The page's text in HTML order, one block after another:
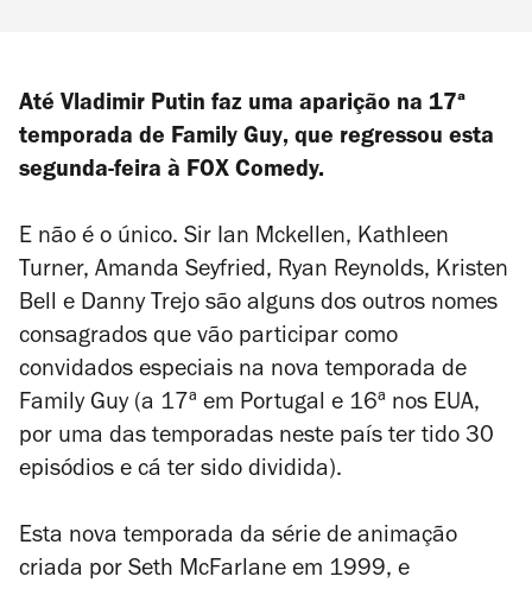
Até Vladimir Putin faz uma aparição na 17ª
temporada de Family Guy, que regressou esta
segunda-feira à FOX Comedy.
E não é o único. Sir Ian Mckellen, Kathleen
Turner, Amanda Seyfried, Ryan Reynolds, Kristen
Bell e Danny Trejo são alguns dos outros nomes
consagrados que vão participar como
convidados especiais na nova temporada de
Family Guy(a 17ª em Portugal e 16ª nos EUA,
por uma das temporadas neste país ter tido 30
episódios e cá ter sido dividida).
Esta nova temporada da série de animação
criada por Seth McFarlane em 1999, e